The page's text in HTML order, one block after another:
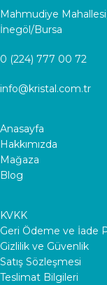
Mahmudiye
İnegöl/Bursa
0 (224) 777 00 72
info@kristal.com.tr
Anasayfa
Hakkımızda
Mağaza
Blog
KVKK
Geri Ödeme ve İade
Gizlilik ve Güvenlik
Satış Sözleşmesi
Teslimat Bilgileri